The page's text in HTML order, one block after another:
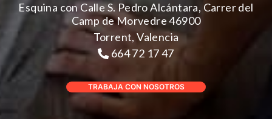
Esquina con Calle S. Pedro Alcántara, Carrer del
Camp de Morvedre 46900
Torrent, Valencia
664 72 17 47
TRABAJA CON NOSOTROS